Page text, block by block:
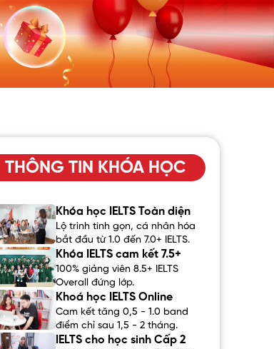
THÔNG TIN KHÓA HỌC
Khóa học IELTS Toàn diện
Lộ trình tinh gọn, cá nhân hóa
bắt đầu từ 1.0 đến 7.0+ IELTS.
Khóa IELTS cam kết 7.5+
100% giảng viên 8.5+ IELTS
Overall đứng lớp.
Khoá học IELTS Online
Cam kết tăng 0,5 - 1.0 band
điểm chỉ sau 1,5 - 2 tháng.
IELTS cho học sinh Cấp 2